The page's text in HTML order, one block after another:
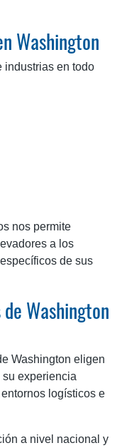
Washington
industrias en todo
nos permite
a los
de sus
Washington
Washington eligen
experiencia
logísticos e
a nivel nacional y